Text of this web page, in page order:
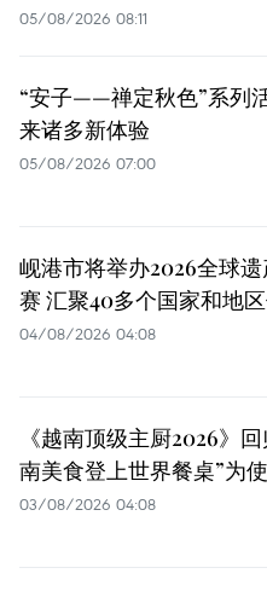
05/08/2026 08:11
“安子——禅定秋色”系列
来诸多新体验
05/08/2026 07:00
岘港市将举办2026全球
赛 汇聚40多个国家和地
04/08/2026 04:08
《越南顶级主厨2026》
南美食登上世界餐桌”为
03/08/2026 04:08